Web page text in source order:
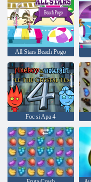
All Stars Beach Pogo
Foc si Apa 4